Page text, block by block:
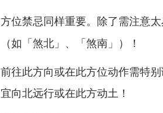
方位禁忌同样重要。除了需注意
（如「煞北」、「煞南」）！
前往此方向或在此方位动作需特
宜向北远行或在此方动土！